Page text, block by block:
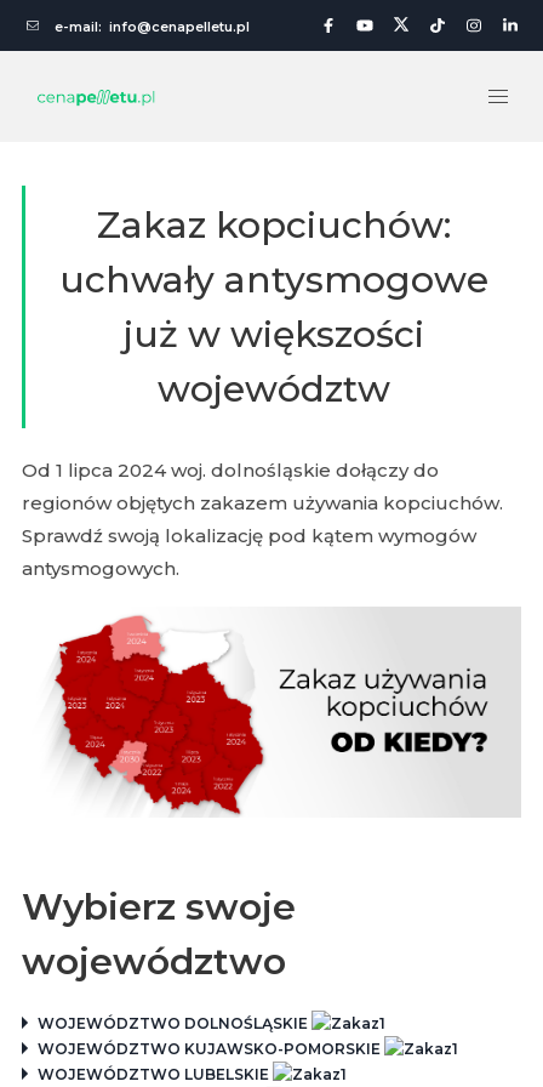
e-mail: info@cenapelletu.pl
Zakaz kopciuchów:
uchwały antysmogowe
już w większości
województw
Od 1 lipca 2024 woj. dolnośląskie dołączy do
regionów objętych zakazem używania kopciuchów.
Sprawdź swoją lokalizację pod kątem wymogów
antysmogowych.
Wybierz swoje
województwo
WOJEWÓDZTWO DOLNOŚLĄSKIE
WOJEWÓDZTWO KUJAWSKO-POMORSKIE
WOJEWÓDZTWO LUBELSKIE